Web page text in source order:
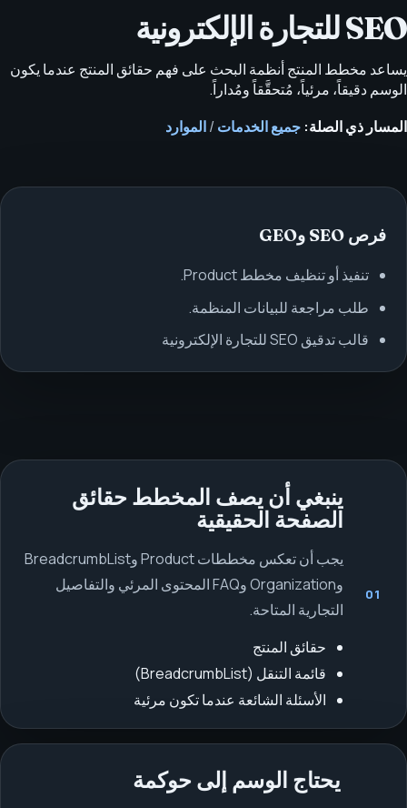
SEO للتجارة الإلكترونية
يساعد مخطط المنتج أنظمة البحث على فهم حقائق المنتج عندما يكون
الوسم دقيقاً، مرئياً، مُتحقَّقاً ومُداراً.
المسار ذي الصلة: جميع الخدمات /الموارد
فرص SEO وGEO
تنفيذ أو تنظيف مخطط Product.
طلب مراجعة للبيانات المنظمة.
قالب تدقيق SEO للتجارة الإلكترونية
01
ينبغي أن يصف المخطط حقائق
الصفحة الحقيقية
يجب أن تعكس مخططات Product وBreadcrumbList
وOrganization وFAQ المحتوى المرئي والتفاصيل
التجارية المتاحة.
حقائق المنتج
قائمة التنقل (BreadcrumbList)
الأسئلة الشائعة عندما تكون مرئية
يحتاج الوسم إلى حوكمة